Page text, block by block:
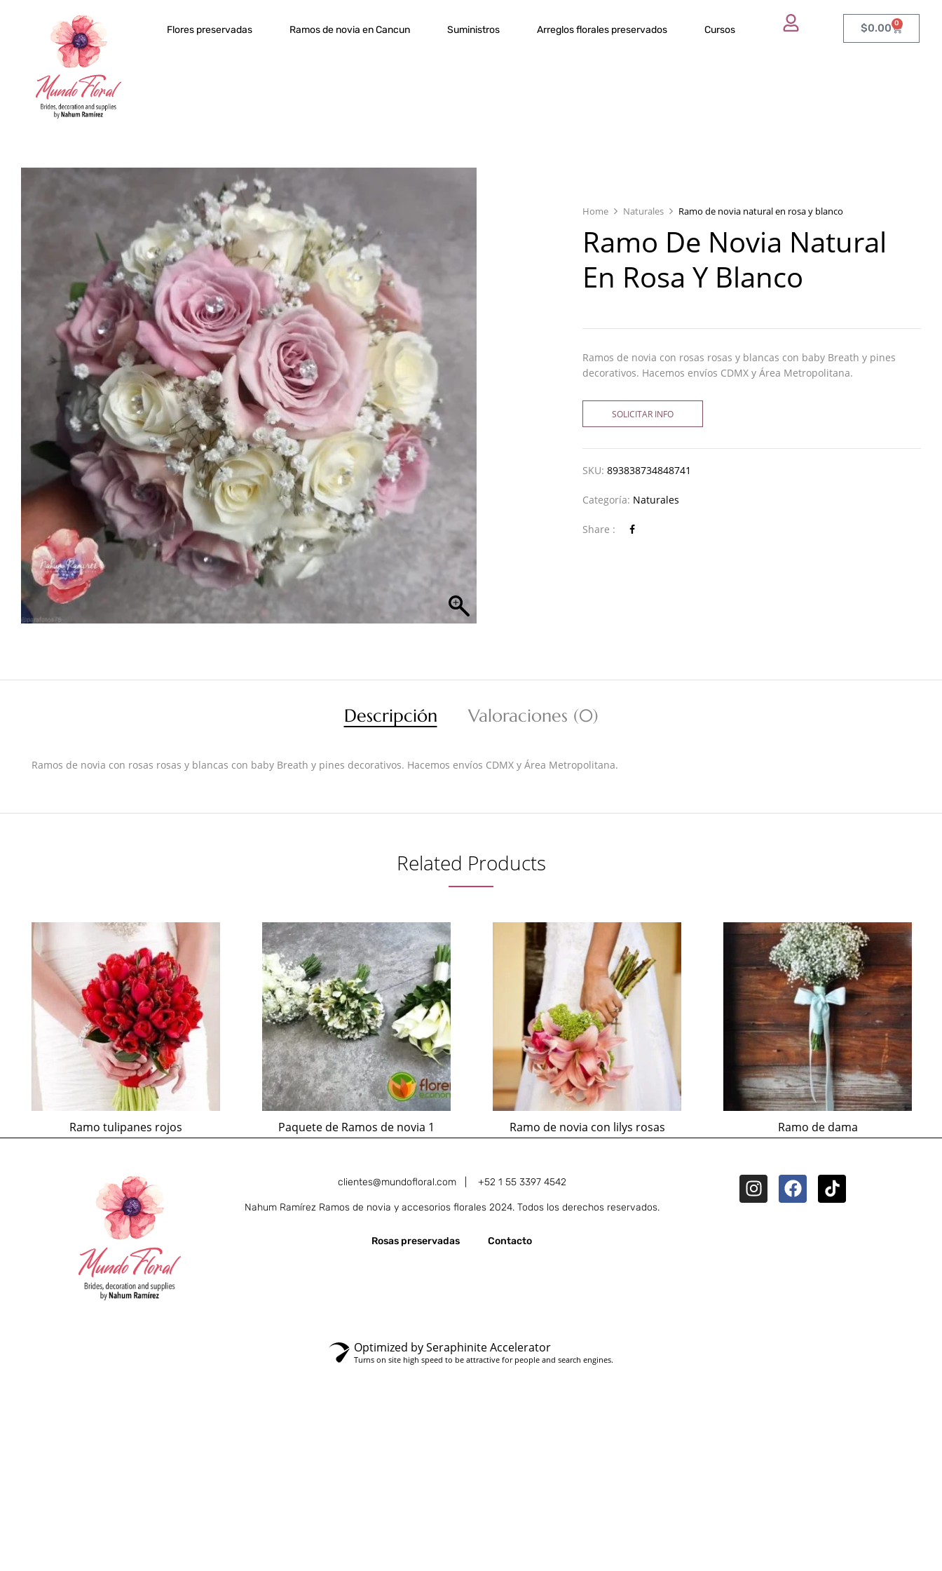
Flores preservadas Ramos de novia en Cancun Suministros Arreglos florales preservados Cursos $0.00 0
Home Naturales Ramo de novia natural en rosa y blanco
Ramo De Novia Natural
En Rosa Y Blanco
Ramos de novia con rosas rosas y blancas con baby Breath y pines
decorativos. Hacemos envíos CDMX y Área Metropolitana.
SOLICITAR INFO
SKU:893838734848741
Categoría: Naturales
Share :
Descripción Valoraciones (0)
Ramos de novia con rosas rosas y blancas con baby Breath y pines decorativos. Hacemos envíos CDMX y Área Metropolitana.
Related Products
Ramo tulipanes rojos Paquete de Ramos de novia 1 Ramo de novia con lilys rosas Ramo de dama
clientes@mundofloral.com | +52 1 55 3397 4542
Nahum Ramírez Ramos de novia y accesorios florales 2024. Todos los derechos reservados.
Rosas preservadas Contacto
Optimized by Seraphinite Accelerator
Turns on site high speed to be attractive for people and search engines.